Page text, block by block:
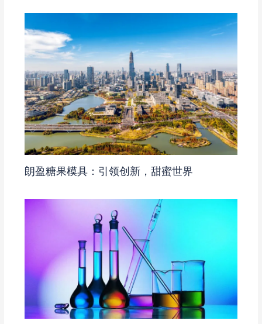
朗盈糖果模具：引领创新，甜蜜世界